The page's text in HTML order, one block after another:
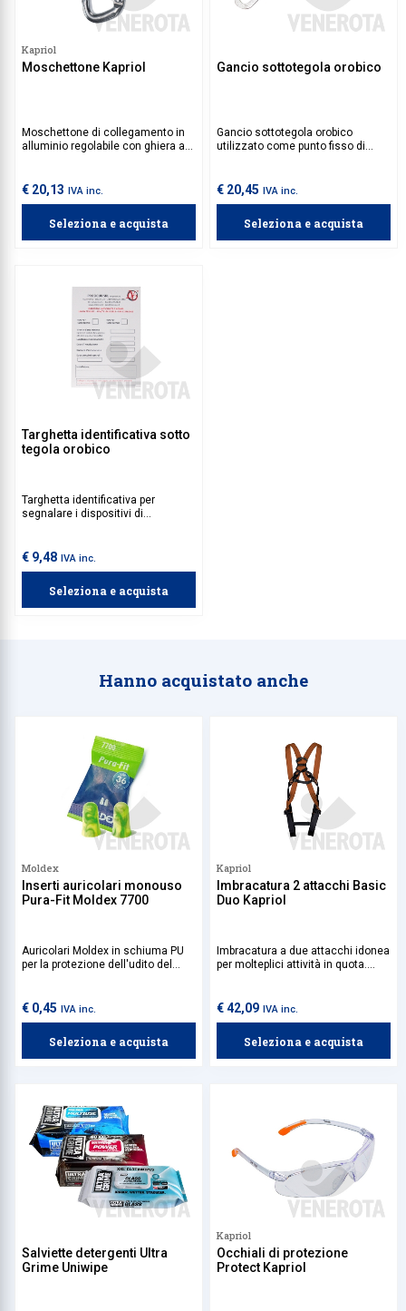
Kapriol
Moschettone Kapriol
Moschettone di collegamento in
alluminio regolabile con ghiera a
impiego di un moschettone è
€ 20,13 IVA inc.
Seleziona e acquista
Gancio sottotegola orobico
Gancio sottotegola orobico
utilizzato come punto fisso di
€ 20,45 IVA inc.
Seleziona e acquista
Targhetta identificativa sotto
tegola orobico
Targhetta identificativa per
segnalare i dispositivi di
€ 9,48 IVA inc.
Seleziona e acquista
Hanno acquistato anche
Moldex
Inserti auricolari monouso
Pura-Fit Moldex 7700
Auricolari Moldex in schiuma PU
per la protezione dell'udito del
materiale, facili da inserire.
€ 0,45 IVA inc.
Seleziona e acquista
Kapriol
Imbracatura 2 attacchi Basic
Duo Kapriol
Imbracatura a due attacchi idonea
per molteplici attività in quota.
cosciali.
€ 42,09 IVA inc.
Seleziona e acquista
Salviette detergenti Ultra
Grime Uniwipe
Kapriol
Occhiali di protezione
Protect Kapriol